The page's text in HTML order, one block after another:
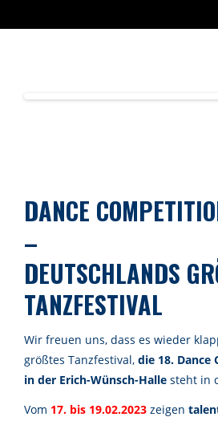
DANCE
–
DEUTSCHLANDS
TANZFESTIVAL
Wir freuen uns, dass es wieder
größtes Tanzfestival, die 18.
in der Erich-Wünsch-Halle steht in
Vom 17. bis 19.02.2023 zeigen